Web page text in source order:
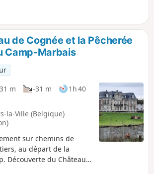
permet éventuellement de ramener la
de Cognée et la Pêcherée
Camp-Marbais
m -31 m
1h 40
la-Ville (Belgique)
sur chemins de
au départ de la
Découverte du Château